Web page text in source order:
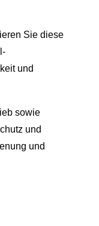
Sie diese
und
sowie
und
und